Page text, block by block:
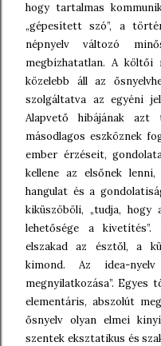
hogy tartalmas
„gépesített szó”, a
népnyelv változó
megbízhatatlan. A költői
közelebb áll az
szolgáltatva az egyéni
Alapvető hibájának
másodlagos eszköznek
ember érzéseit,
kellene az elsőnek
hangulat és a
kiküszöböli, „tudja, hogy
lehetősége a
elszakad az észtől, a
kimond. Az idea-
megnyilatkozása”.
elementáris, abszolút
ősnyelv olyan elmei
szentek eksztatikus és